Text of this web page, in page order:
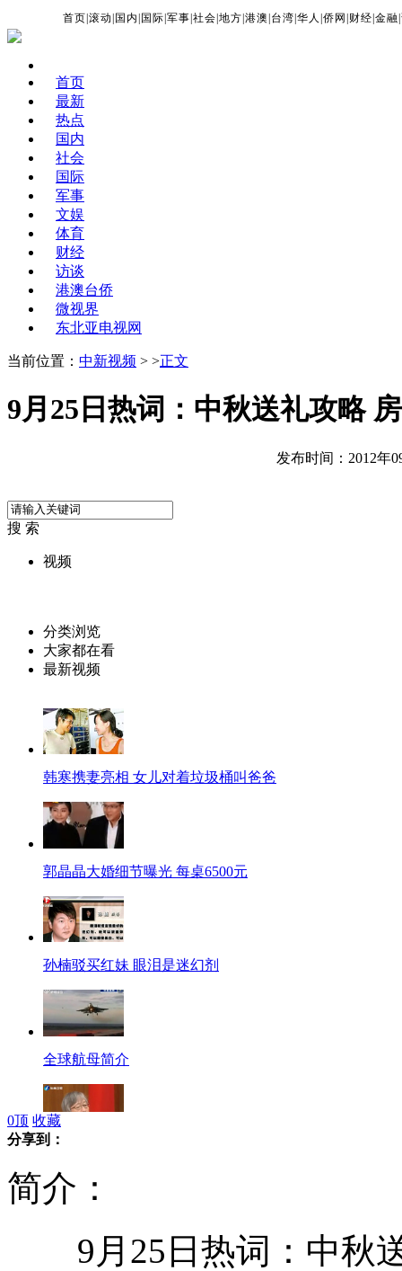
首页 |滚动 国内 国际 |军事 |社会 |地方 |港澳 台湾 |华人 |侨网 财经 |金融 |
首页
最新
热点
国内
社会
国际
军事
文娱
体育
财经
访谈
港澳台侨
微视界
东北亚电视网
当前位置： 中新视频 > >正文
9月25日热词：中秋送礼攻略
发布时间：2012年
搜 索
视频
分类浏览
大家都在看
最新视频
韩寒携妻亮相 女儿对着垃圾桶叫爸爸
郭晶晶大婚细节曝光 每桌6500元
孙楠驳买红妹 眼泪是迷幻剂
全球航母简介
实录：国务院台办新闻发布会
0顶 收藏
分享到：
简介：
9月25日热词：中秋